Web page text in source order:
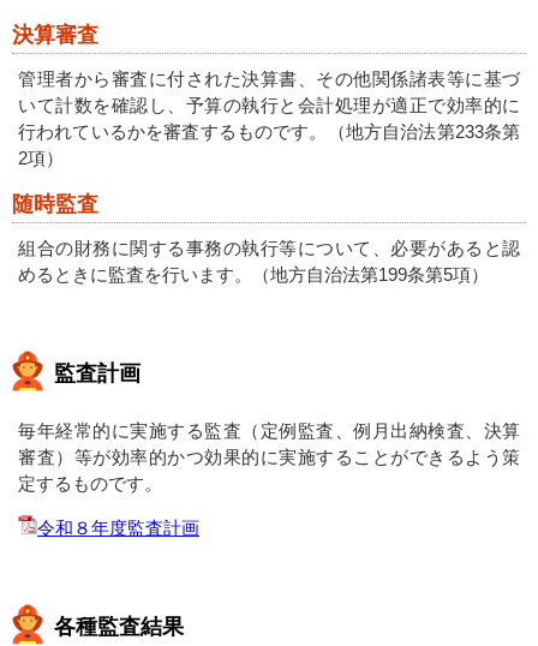
決算審査
管理者から審査に付された決算書、その他関係諸表等に基づ
いて計数を確認し、予算の執行と会計処理が適正で効率的に
行われているかを審査するものです。（地方自治法第233条第
2項）
随時監査
組合の財務に関する事務の執行等について、必要があると認
めるときに監査を行います。（地方自治法第199条第5項）
監査計画
毎年経常的に実施する監査（定例監査、例月出納検査、決算
審査）等が効率的かつ効果的に実施することができるよう策
定するものです。
令和８年度監査計画
各種監査結果